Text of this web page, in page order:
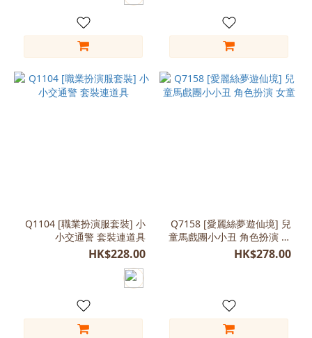
Q1104 [職業扮演服套裝] 小
小交通警 套裝連道具
HK$228.00
Q7158 [愛麗絲夢遊仙境] 兒
童馬戲團小小丑 角色扮演 女
童
HK$278.00